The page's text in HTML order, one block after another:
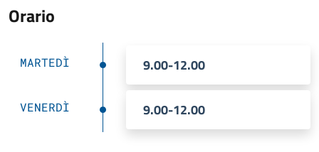
Orario
MARTEDÌ 9.00-12.00
VENERDÌ 9.00-12.00